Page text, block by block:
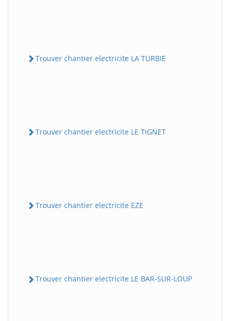
Trouver chantier electricite LA TURBIE
Trouver chantier electricite LE TIGNET
Trouver chantier electricite EZE
Trouver chantier electricite LE BAR-SUR-LOUP